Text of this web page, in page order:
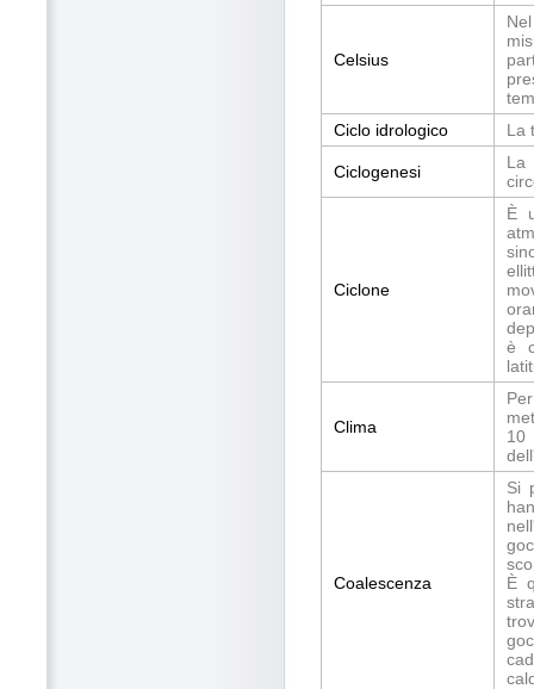
Celsius
Ciclo idrologico
La
Ciclogenesi
La
Ciclone
È
è
Clima
Coalescenza
Si
È